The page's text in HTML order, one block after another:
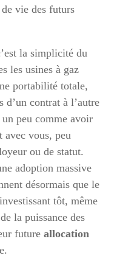
vie des futurs
la simplicité du
les usines à gaz
portabilité totale,
d’un contrat à l’autre
peu comme avoir
avec vous, peu
ou de statut.
adoption massive
désormais que le
tôt, même
la puissance des
futureallocation